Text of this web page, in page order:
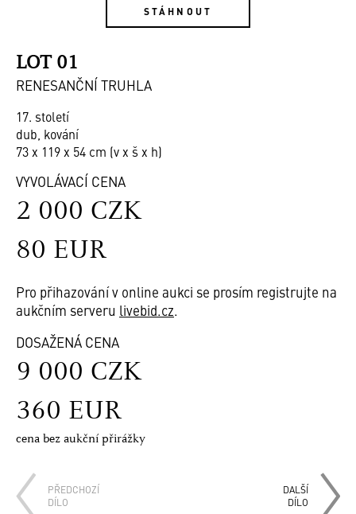
STÁHNOUT
LOT 01
RENESANČNÍ TRUHLA
17. století
dub, kování
73 x 119 x 54 cm (v x š x h)
VYVOLÁVACÍ CENA
2 000 CZK
80 EUR
Pro přihazování v online aukci se prosím registrujte na
aukčním serveru livebid.cz.
DOSAŽENÁ CENA
9 000 CZK
360 EUR
cena bez aukční přirážky
PŘEDCHOZÍ
DÍLO
DALŠÍ
DÍLO